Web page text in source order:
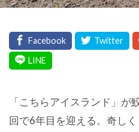
「こちらアイスランド」が
回で6年目を迎える。奇し